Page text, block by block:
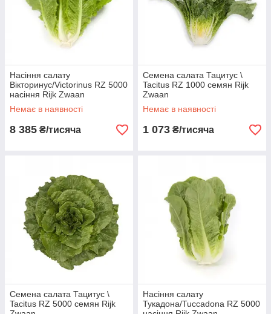
Насіння салату
Вікторинус/Victorinus RZ 5000
насіння Rijk Zwaan
Немає в наявності
8 385 ₴/тисяча
Семена салата Тацитус \
Tacitus RZ 1000 семян Rijk
Zwaan
Немає в наявності
1 073 ₴/тисяча
Семена салата Тацитус \
Tacitus RZ 5000 семян Rijk
Насіння салату
Тукадона/Tuccadona RZ 5000